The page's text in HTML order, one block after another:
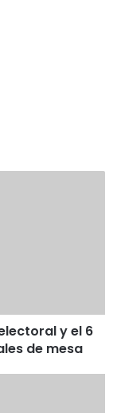
y el 6
de mesa